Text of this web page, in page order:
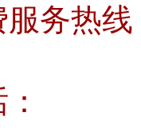
服务热线